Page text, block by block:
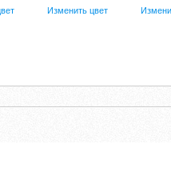
Изменить цвет